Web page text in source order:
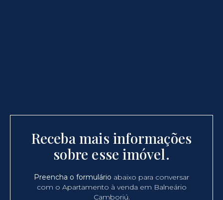
Receba mais informações
sobre esse imóvel.
Preencha o formulário abaixo para conversar
com o Apartamento à venda em Balneário
Camboriú.